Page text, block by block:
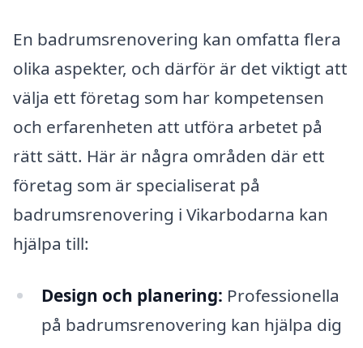
En badrumsrenovering kan omfatta flera
olika aspekter, och därför är det viktigt att
välja ett företag som har kompetensen
och erfarenheten att utföra arbetet på
rätt sätt. Här är några områden där ett
företag som är specialiserat på
badrumsrenovering i Vikarbodarna kan
hjälpa till:
Design och planering: Professionella
på badrumsrenovering kan hjälpa dig